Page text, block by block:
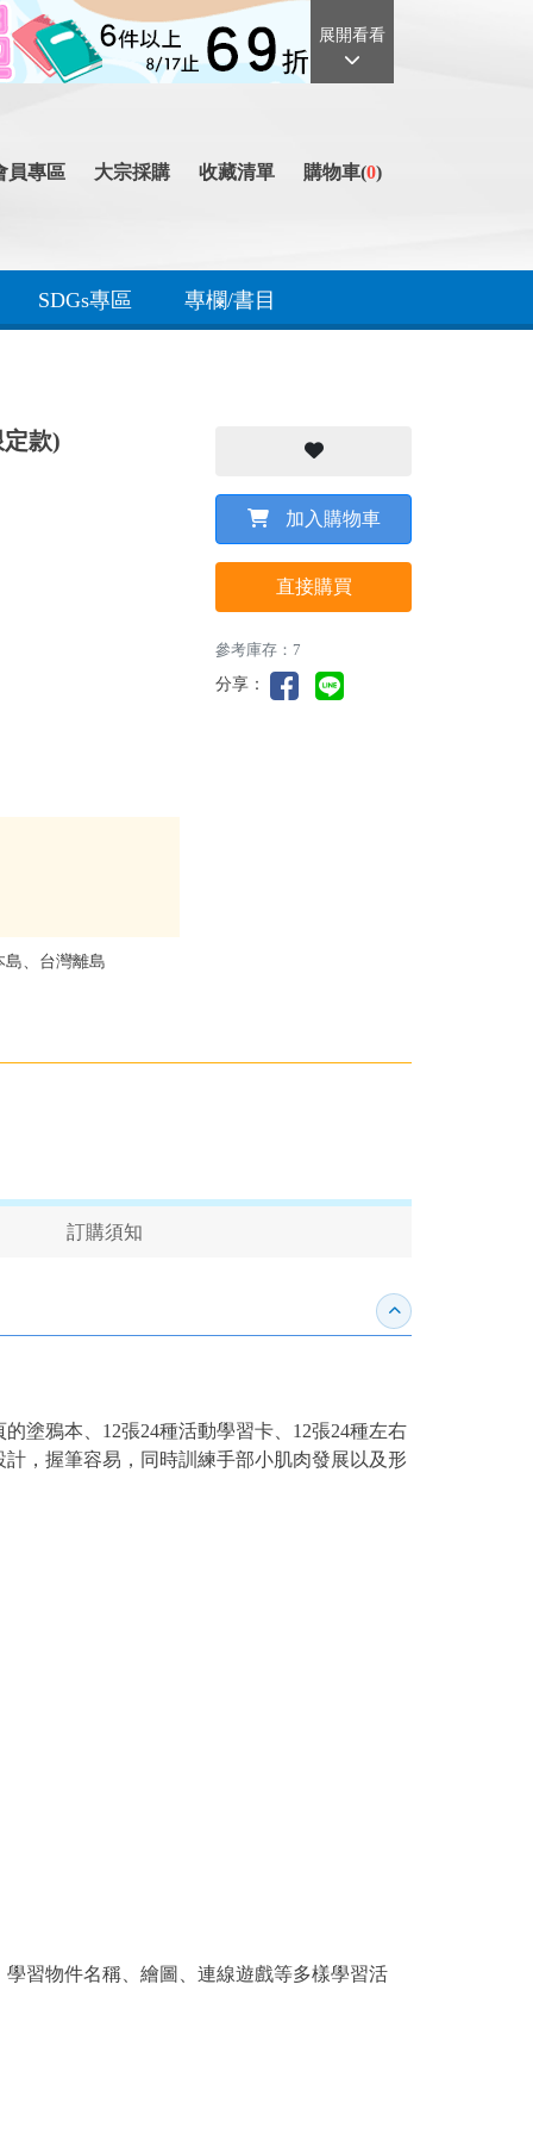
展開看看
員專區 大宗採購 收藏清單 購物車(0)
SDGs專區 專欄/書目
款)
島、台灣離島
加入購物車
直接購買
參考庫存：7
分享：
訂購須知
收合內容簡介
塗鴉本、12張24種活動學習卡、12張24種左右
，握筆容易，同時訓練手部小肌肉發展以及形
習物件名稱、繪圖、連線遊戲等多樣學習活